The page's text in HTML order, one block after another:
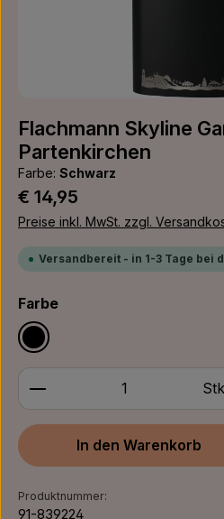
Flachmann Skyline
Partenkirchen
Farbe: Schwarz
Regulärer Preis:
€ 14,95
Preise inkl. MwSt. zzgl.
Versandbereit - in 1-3 Tage bei
Farbeauswählen
Schwarz
Produkt Anzahl: Gib denStk
In den Warenkorb
Produktnummer:
91-839224